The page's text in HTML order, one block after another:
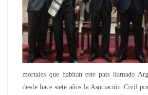
mortales que habitan este país llamado
desde hace siete años la Asociación Civil